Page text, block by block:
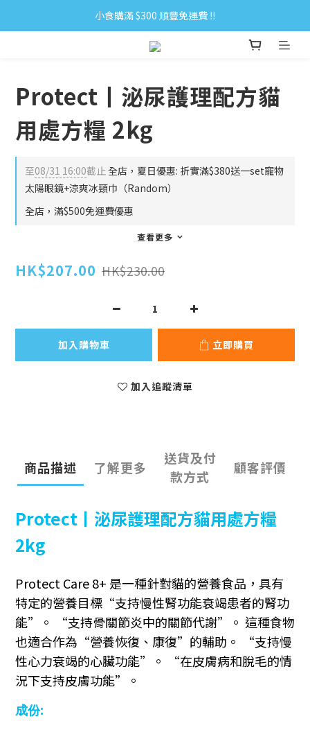
小食購滿 $300 順豐免運費 ‼
小食購滿 $300 順豐免運費 ‼
全單購滿 $500 免運費 ♥︎ 會員積分回贈 $1＝1Pt.
Protect丨泌尿護理配方貓
用處方糧 2kg
至08/31 16:00截止全店，夏日優惠: 折實滿$380送一set寵物
太陽眼鏡+涼爽冰頸巾（Random）
全店，滿$500免運費優惠
查看更多
HK$207.00 HK$230.00
加入購物車 立即購買
加入追蹤清單
商品描述 了解更多
送貨及付
款方式
顧客評價
Protect丨泌尿護理配方貓用處方糧
2kg
Protect Care 8+ 是一種針對貓的營養食品，具有
特定的營養目標“支持慢性腎功能衰竭患者的腎功
能”。 “支持骨關節炎中的關節代謝”。 這種食物
也適合作為“營養恢復、康復”的輔助。 “支持慢
性心力衰竭的心臟功能”。 “在皮膚病和脫毛的情
況下支持皮膚功能”。
成份: